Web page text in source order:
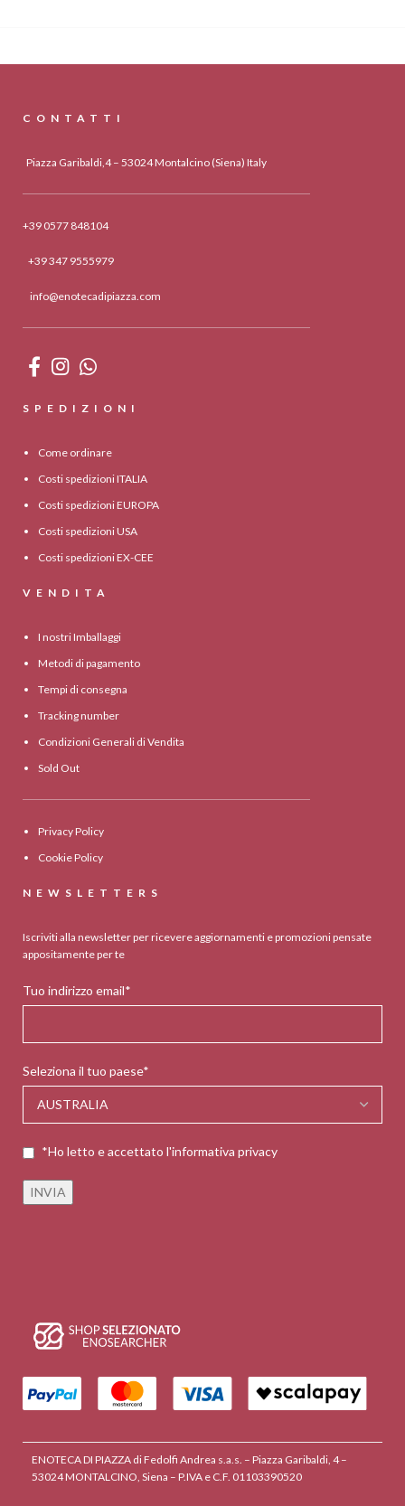
CONTATTI
Piazza Garibaldi,4 – 53024 Montalcino (Siena) Italy
+39 0577 848104
+39 347 9555979
info@enotecadipiazza.com
SPEDIZIONI
Come ordinare
Costi spedizioni ITALIA
Costi spedizioni EUROPA
Costi spedizioni USA
Costi spedizioni EX-CEE
VENDITA
I nostri Imballaggi
Metodi di pagamento
Tempi di consegna
Tracking number
Condizioni Generali di Vendita
Sold Out
Privacy Policy
Cookie Policy
NEWSLETTERS
Iscriviti alla newsletter per ricevere aggiornamenti e promozioni pensate
appositamente per te
Tuo indirizzo email*
Seleziona il tuo paese*
*Ho letto e accettato l'informativa privacy
ENOTECA DI PIAZZA di Fedolfi Andrea s.a.s. – Piazza Garibaldi, 4 –
53024 MONTALCINO, Siena – P.IVA e C.F. 01103390520